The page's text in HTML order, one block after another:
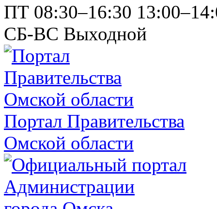
ПТ 08:30–16:30
СБ-ВС Выходной
Портал Правительства
Омской области